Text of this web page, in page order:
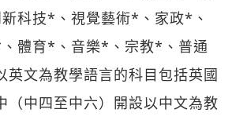
科技*、視覺藝術*、家政*、
體育*、音樂*、宗教*、普通
英文為教學語言的科目包括英國
（中四至中六）開設以中文為教